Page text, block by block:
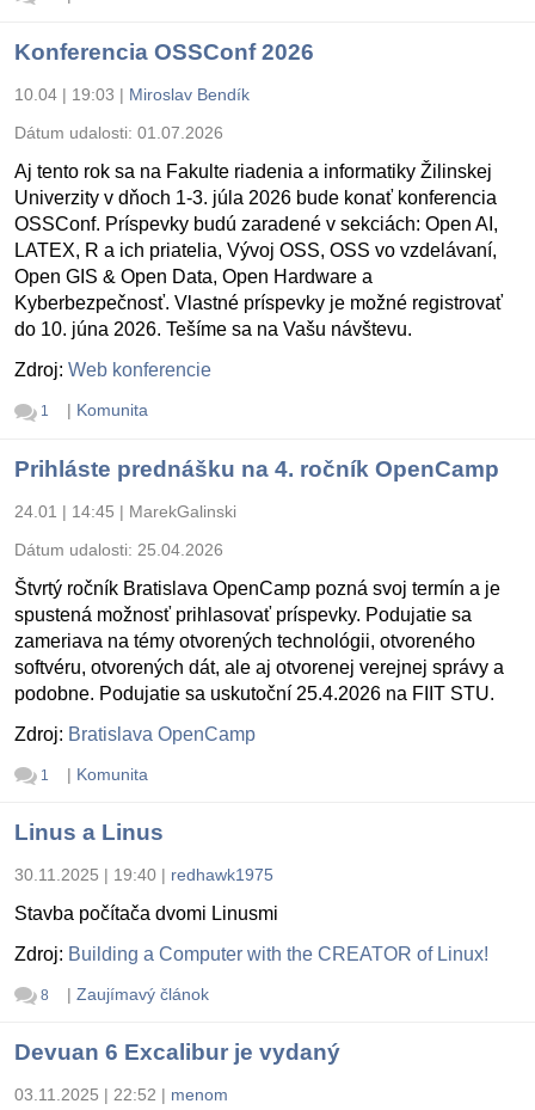
Konferencia OSSConf 2026
10.04 | 19:03 | Miroslav Bendík
Dátum udalosti: 01.07.2026
Aj tento rok sa na Fakulte riadenia a informatiky Žilinskej
Univerzity v dňoch 1-3. júla 2026 bude konať konferencia
OSSConf. Príspevky budú zaradené v sekciách: Open AI,
LATEX, R a ich priatelia, Vývoj OSS, OSS vo vzdelávaní,
Open GIS & Open Data, Open Hardware a
Kyberbezpečnosť. Vlastné príspevky je možné registrovať
do 10. júna 2026. Tešíme sa na Vašu návštevu.
Zdroj: Web konferencie
1 | Komunita
Prihláste prednášku na 4. ročník OpenCamp
24.01 | 14:45 | MarekGalinski
Dátum udalosti: 25.04.2026
Štvrtý ročník Bratislava OpenCamp pozná svoj termín a je
spustená možnosť prihlasovať príspevky. Podujatie sa
zameriava na témy otvorených technológii, otvoreného
softvéru, otvorených dát, ale aj otvorenej verejnej správy a
podobne. Podujatie sa uskutoční 25.4.2026 na FIIT STU.
Zdroj: Bratislava OpenCamp
1 | Komunita
Linus a Linus
30.11.2025 | 19:40 | redhawk1975
Stavba počítača dvomi Linusmi
Zdroj: Building a Computer with the CREATOR of Linux!
8 | Zaujímavý článok
Devuan 6 Excalibur je vydaný
03.11.2025 | 22:52 | menom